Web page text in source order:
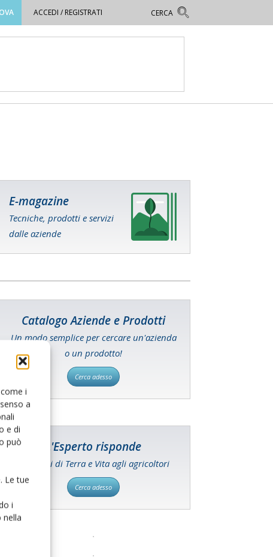
i
a
e di
può
Le tue
i
nella
ACCEDI / REGISTRATI
E-magazine
Tecniche, prodotti e servizi
dalle aziende
Catalogo Aziende e Prodotti
Un modo semplice per cercare un'azienda
o un prodotto!
Cerca adesso
L'Esperto risponde
I consigli di Terra e Vita agli agricoltori
Cerca adesso